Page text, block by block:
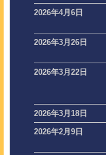
2026年4月6日
2026年3月26日
2026年3月22日
2026年3月18日
2026年2月9日